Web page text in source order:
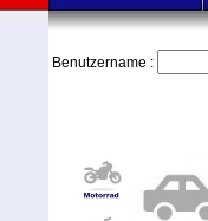
Benutzername :